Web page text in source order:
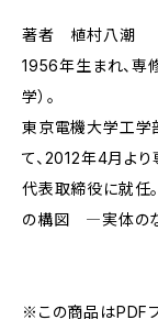
著者 植村八潮
1956年生まれ、専
学）。
東京電機大学工学
て、2012年4月よ
代表取締役に就任
の構図 ―実体のな
※この商品はPDFフ